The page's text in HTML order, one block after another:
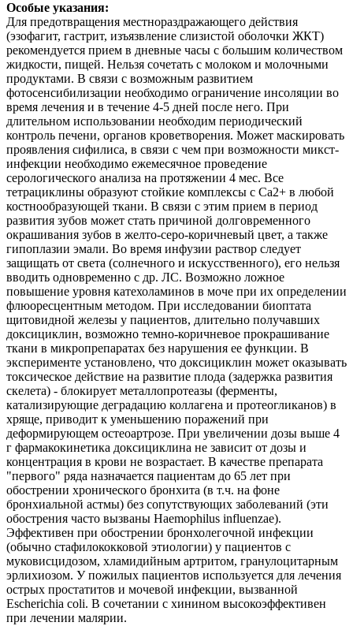
Особые указания:
Для предотвращения местнораздражающего действия
(эзофагит, гастрит, изъязвление слизистой оболочки ЖКТ)
рекомендуется прием в дневные часы с большим количеством
жидкости, пищей. Нельзя сочетать с молоком и молочными
продуктами. В связи с возможным развитием
фотосенсибилизации необходимо ограничение инсоляции во
время лечения и в течение 4-5 дней после него. При
длительном использовании необходим периодический
контроль печени, органов кроветворения. Может маскировать
проявления сифилиса, в связи с чем при возможности микст-
инфекции необходимо ежемесячное проведение
серологического анализа на протяжении 4 мес. Все
тетрациклины образуют стойкие комплексы с Ca2+ в любой
костнообразующей ткани. В связи с этим прием в период
развития зубов может стать причиной долговременного
окрашивания зубов в желто-серо-коричневый цвет, а также
гипоплазии эмали. Во время инфузии раствор следует
защищать от света (солнечного и искусственного), его нельзя
вводить одновременно с др. ЛС. Возможно ложное
повышение уровня катехоламинов в моче при их определении
флюоресцентным методом. При исследовании биоптата
щитовидной железы у пациентов, длительно получавших
доксициклин, возможно темно-коричневое прокрашивание
ткани в микропрепаратах без нарушения ее функции. В
эксперименте установлено, что доксициклин может оказывать
токсическое действие на развитие плода (задержка развития
скелета) - блокирует металлопротеазы (ферменты,
катализирующие деградацию коллагена и протеогликанов) в
хряще, приводит к уменьшению поражений при
деформирующем остеоартрозе. При увеличении дозы выше 4
г фармакокинетика доксициклина не зависит от дозы и
концентрация в крови не возрастает. В качестве препарата
"первого" ряда назначается пациентам до 65 лет при
обострении хронического бронхита (в т.ч. на фоне
бронхиальной астмы) без сопутствующих заболеваний (эти
обострения часто вызваны Haemophilus influenzae).
Эффективен при обострении бронхолегочной инфекции
(обычно стафилококковой этиологии) у пациентов с
муковисцидозом, хламидийным артритом, гранулоцитарным
эрлихиозом. У пожилых пациентов используется для лечения
острых простатитов и мочевой инфекции, вызванной
Escherichia coli. В сочетании с хинином высокоэффективен
при лечении малярии.